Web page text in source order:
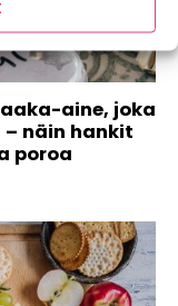
aine, joka
näin hankit
poroa